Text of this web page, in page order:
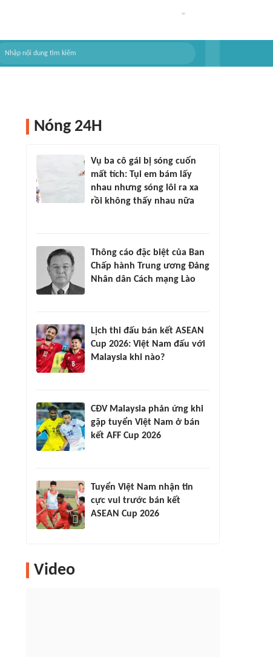
Nóng 24H
Vụ ba cô gái bị sóng cuốn
mất tích: Tụi em bám lấy
nhau nhưng sóng lôi ra xa
rồi không thấy nhau nữa
Thông cáo đặc biệt của Ban
Chấp hành Trung ương Đảng
Nhân dân Cách mạng Lào
Lịch thi đấu bán kết ASEAN
Cup 2026: Việt Nam đấu với
Malaysia khi nào?
CĐV Malaysia phản ứng khi
gặp tuyển Việt Nam ở bán
kết AFF Cup 2026
Tuyển Việt Nam nhận tin
cực vui trước bán kết
ASEAN Cup 2026
Video